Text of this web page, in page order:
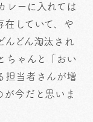
レーに入れては
在していて、や
んどん淘汰され
ちゃんと「おい
担当者さんが増
が今だと思いま